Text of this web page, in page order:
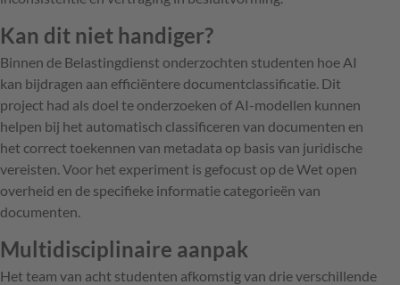
Kan dit niet handiger?
Binnen de Belastingdienst onderzochten studenten hoe AI
kan bijdragen aan efficiëntere documentclassificatie. Dit
project had als doel te onderzoeken of AI-modellen kunnen
helpen bij het automatisch classificeren van documenten en
het correct toekennen van metadata op basis van juridische
vereisten. Voor het experiment is gefocust op de Wet open
overheid en de specifieke informatie categorieën van
documenten.
Multidisciplinaire aanpak
Het team van acht studenten afkomstig van drie verschillende